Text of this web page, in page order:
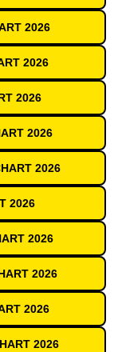
2026
2026
2026
2026
2026
2026
2026
2026
2026
2026